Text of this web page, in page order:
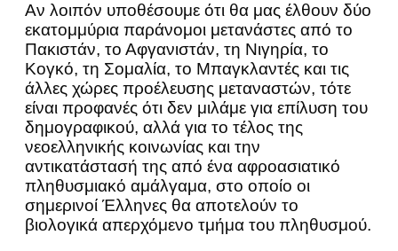
Αν λοιπόν υποθέσουμε ότι θα μας έλθουν δύο
εκατομμύρια παράνομοι μετανάστες από το
Πακιστάν, το Αφγανιστάν, τη Νιγηρία, το
Κογκό, τη Σομαλία, το Μπαγκλαντές και τις
άλλες χώρες προέλευσης μεταναστών, τότε
είναι προφανές ότι δεν μιλάμε για επίλυση του
δημογραφικού, αλλά για το τέλος της
νεοελληνικής κοινωνίας και την
αντικατάστασή της από ένα αφροασιατικό
πληθυσμιακό αμάλγαμα, στο οποίο οι
σημερινοί Έλληνες θα αποτελούν το
βιολογικά απερχόμενο τμήμα του πληθυσμού.